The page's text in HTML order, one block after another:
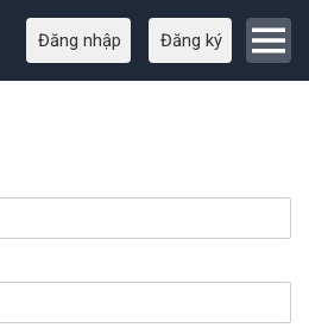
Đăng nhập Đăng ký